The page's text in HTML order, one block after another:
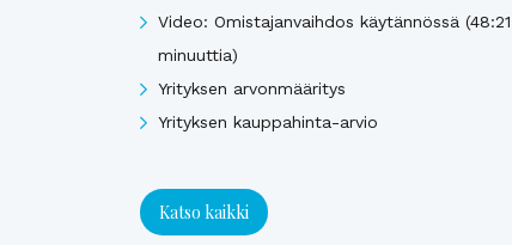
Video: Omistajanvaihdos käytännössä (48:21
minuuttia)
Yrityksen arvonmääritys
Yrityksen kauppahinta-arvio
Katso kaikki